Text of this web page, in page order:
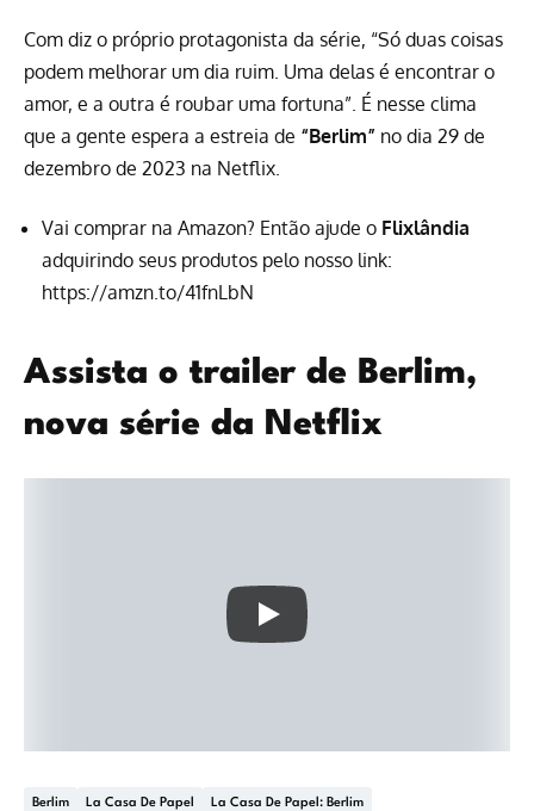
Com diz o próprio protagonista da série, “Só duas coisas
podem melhorar um dia ruim. Uma delas é encontrar o
amor, e a outra é roubar uma fortuna”. É nesse clima
que a gente espera a estreia de “Berlim” no dia 29 de
dezembro de 2023 na Netflix.
Vai comprar na Amazon? Então ajude o Flixlândia
adquirindo seus produtos pelo nosso link:
https://amzn.to/41fnLbN
Assista o trailer de Berlim,
nova série da Netflix
Berlim La Casa De Papel La Casa De Papel: Berlim